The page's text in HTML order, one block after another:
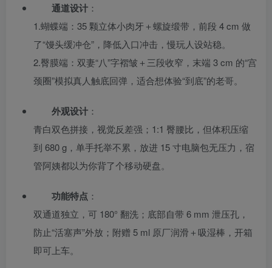
通道设计 ：
1.蝴蝶端：35 颗立体小肉牙＋螺旋缎带，前段 4 cm 做
了“馒头缓冲仓”，降低入口冲击，慢玩人设站稳。
2.臀膜端：双妻“八”字褶皱＋三段收窄，末端 3 cm 的“宫
颈圈”模拟真人触底回弹，适合想体验“到底”的老哥。
外观设计 ：
青白双色拼接，视觉反差强；1:1 臀腰比，但体积压缩
到 680 g，单手托举不累，放进 15 寸电脑包无压力，宿
管阿姨都以为你背了个移动硬盘。
功能特点 ：
双通道独立，可 180° 翻洗；底部自带 6 mm 泄压孔，
防止“活塞声”外放；附赠 5 ml 原厂润滑＋吸湿棒，开箱
即可上车。